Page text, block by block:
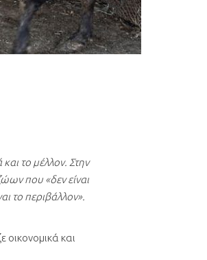
το μέλλον. Στην
που «δεν είναι
το περιβάλλον».
και